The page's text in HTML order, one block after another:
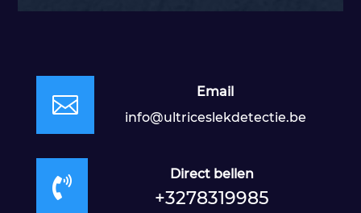

Email
info@ultriceslekdetectie.be

Direct bellen
+3278319985